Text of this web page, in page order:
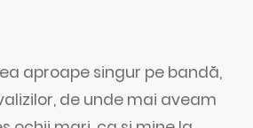
aproape singur pe bandă,
de unde mai aveam